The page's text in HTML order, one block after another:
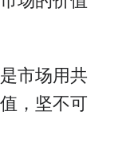
市场用共
，坚不可